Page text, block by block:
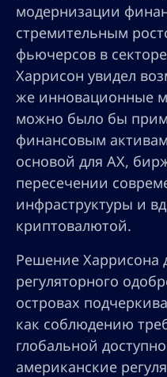
модернизации
стремительным
фьючерсов в
Харрисон увидел
же инновационные
можно было бы
финансовым
основой для AX,
пересечении
инфраструктуры и
криптовалютой.
Решение Харрисона
регуляторного
островах
как соблюдению
глобальной
американские